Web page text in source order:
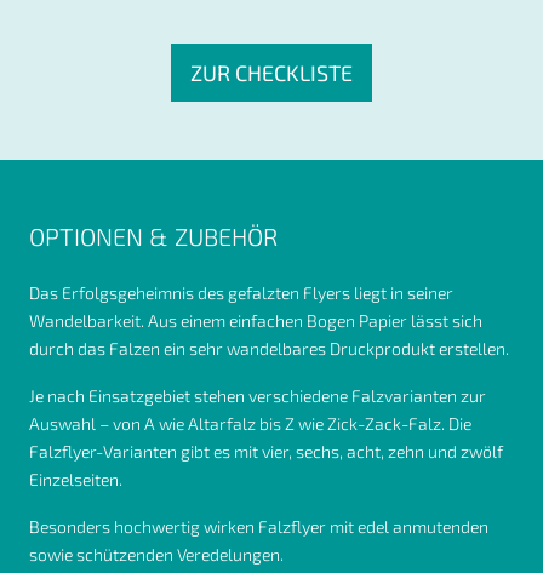
ZUR CHECKLISTE
OPTIONEN & ZUBEHÖR
Das Erfolgsgeheimnis des gefalzten Flyers liegt in seiner
Wandelbarkeit. Aus einem einfachen Bogen Papier lässt sich
durch das Falzen ein sehr wandelbares Druckprodukt erstellen.
Je nach Einsatzgebiet stehen verschiedene Falzvarianten zur
Auswahl – von A wie Altarfalz bis Z wie Zick-Zack-Falz. Die
Falzflyer-Varianten gibt es mit vier, sechs, acht, zehn und zwölf
Einzelseiten.
Besonders hochwertig wirken Falzflyer mit edel anmutenden
sowie schützenden Veredelungen.